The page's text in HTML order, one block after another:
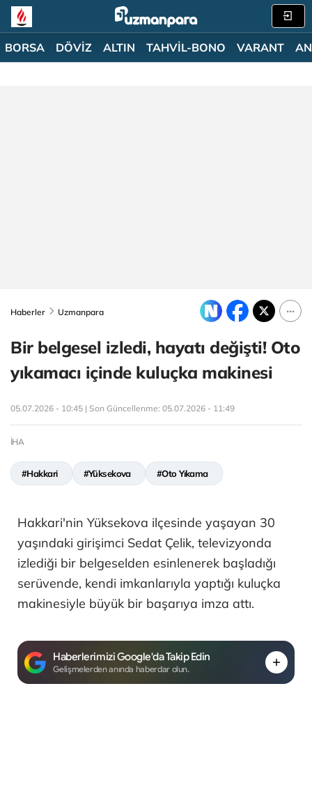
BORSA DÖVİZ ALTIN TAHVİL-BONO VARANT
Haberler Uzmanpara
Bir belgesel izledi, hayatı değişti! Oto
yıkamacı içinde kuluçka makinesi
05.07.2026 - 10:45 | Son Güncellenme: 05.07.2026 - 11:49
İHA
#Hakkari #Yüksekova #Oto Yıkama
Hakkari'nin Yüksekova ilçesinde yaşayan 30
yaşındaki girişimci Sedat Çelik, televizyonda
izlediği bir belgeselden esinlenerek başladığı
serüvende, kendi imkanlarıyla yaptığı kuluçka
makinesiyle büyük bir başarıya imza attı.
Haberlerimizi Google'da Takip Edin
Gelişmelerden anında haberdar olun.